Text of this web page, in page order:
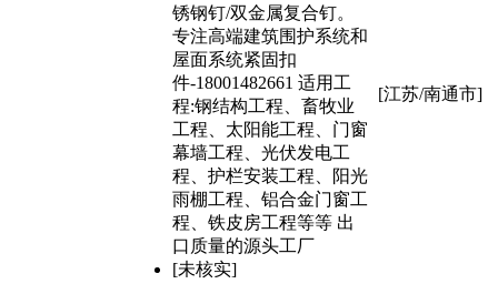
锈钢钉/双金属复合钉。
专注高端建筑围护系统和
屋面系统紧固扣
件-18001482661 适用工
程:钢结构工程、畜牧业
工程、太阳能工程、门窗
幕墙工程、光伏发电工
程、护栏安装工程、阳光
雨棚工程、铝合金门窗工
程、铁皮房工程等等 出
口质量的源头工厂
[未核实]
[江苏/南通市]